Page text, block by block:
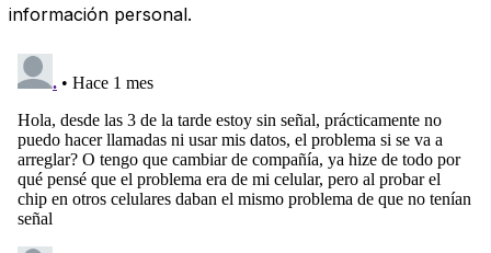
información personal.